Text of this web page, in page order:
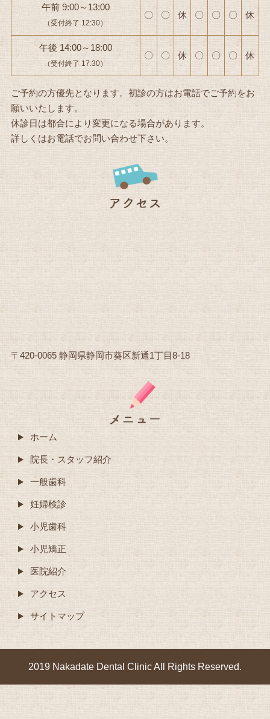
午前 9:00～13:00
（受付終了 12:30）
〇 〇 休 〇 〇 〇 休
午後 14:00～18:00
（受付終了 17:30）
〇 〇 休 〇 〇 〇 休
ご予約の方優先となります。初診の方はお電話でご予約をお
願いいたします。
休診日は都合により変更になる場合があります。
詳しくはお電話でお問い合わせ下さい。
〒420-0065 静岡県静岡市葵区新通1丁目8-18
ホーム
院長・スタッフ紹介
一般歯科
妊婦検診
小児歯科
小児矯正
医院紹介
アクセス
サイトマップ
2019 Nakadate Dental Clinic All Rights Reserved.